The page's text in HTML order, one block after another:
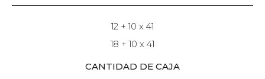
12 + 10 x 41
18 + 10 x 41
CANTIDAD DE CAJA